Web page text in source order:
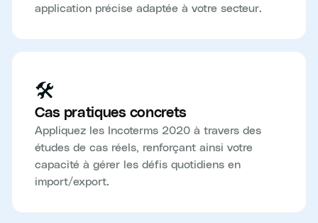
application précise adaptée à votre secteur.
🛠️
Cas pratiques concrets
Appliquez les Incoterms 2020 à travers des
études de cas réels, renforçant ainsi votre
capacité à gérer les défis quotidiens en
import/export.